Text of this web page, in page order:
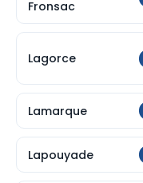
Fronsac
Lagorce
Lamarque
Lapouyade